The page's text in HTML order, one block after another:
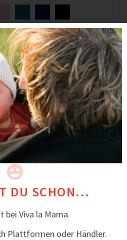
ARTIKEL
DU SCHON...
bei Viva la Mama.
Plattformen oder Händler.